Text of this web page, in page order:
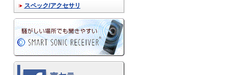
スペック/アクセサリ